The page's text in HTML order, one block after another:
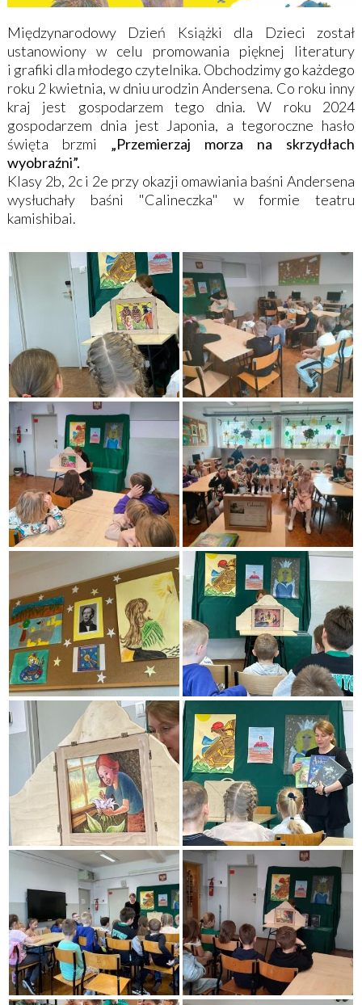
Międzynarodowy Dzień Książki dla Dzieci został
ustanowiony w celu promowania pięknej literatury
i grafiki dla młodego czytelnika. Obchodzimy go każdego
roku 2 kwietnia, w dniu urodzin Andersena. Co roku inny
kraj jest gospodarzem tego dnia. W roku 2024
gospodarzem dnia jest Japonia, a tegoroczne hasło
święta brzmi „Przemierzaj morza na skrzydłach
wyobraźni”.
Klasy 2b, 2c i 2e przy okazji omawiania baśni Andersena
wysłuchały baśni "Calineczka" w formie teatru
kamishibai.